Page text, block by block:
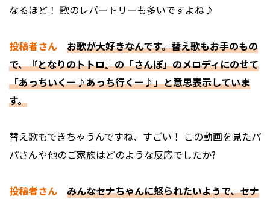
――なるほど！ 歌のレパートリーも多いですよね♪
投稿者さん
お歌が大好きなんです。替え歌もお手のもの
で、『となりのトトロ』の「さんぽ」のメロディにのせて
「あっちいくー♪あっち行くー♪」と意思表示していま
す。
――替え歌もできちゃうんですね、すごい！ この動画を見たパ
パさんや他のご家族はどのような反応でしたか?
投稿者さん みんなセナちゃんに怒られたいようで、セナ